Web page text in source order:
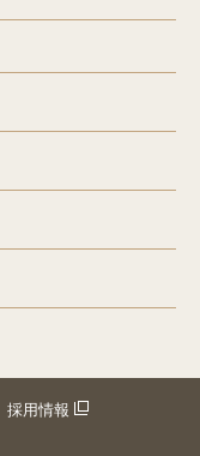
採用情報